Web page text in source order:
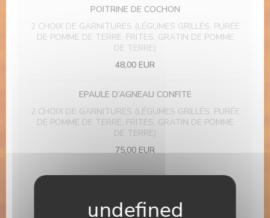
POITRINE DE COCHON
2 CHOIX DE GARNITURES (LÉGUMES GRILLÉS, PURÉE
DE POMME DE TERRE, FRITES, GRATIN DE POMME
DE TERRE)
48,00 EUR
EPAULE D’AGNEAU CONFITE
2 CHOIX DE GARNITURES (LÉGUMES GRILLÉS, PURÉE
DE POMME DE TERRE, FRITES, GRATIN DE POMME
DE TERRE)
75,00 EUR
DESSERTS
BABA, RHUM ARRANGÉ MAISON VANILLE, CRÈME